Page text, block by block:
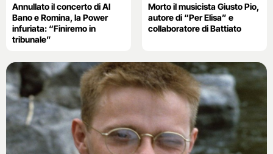
Annullato il concerto di Al
Bano e Romina, la Power
infuriata: “Finiremo in
tribunale”
Morto il musicista Giusto Pio,
autore di “Per Elisa” e
collaboratore di Battiato